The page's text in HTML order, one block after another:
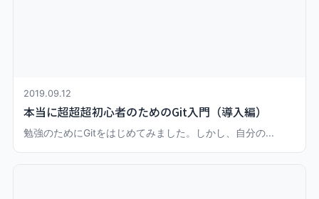
2019.09.12
本当に超超超初心者のためのGit入門（導入編）
勉強のためにGitをはじめてみました。しかし、自分の...